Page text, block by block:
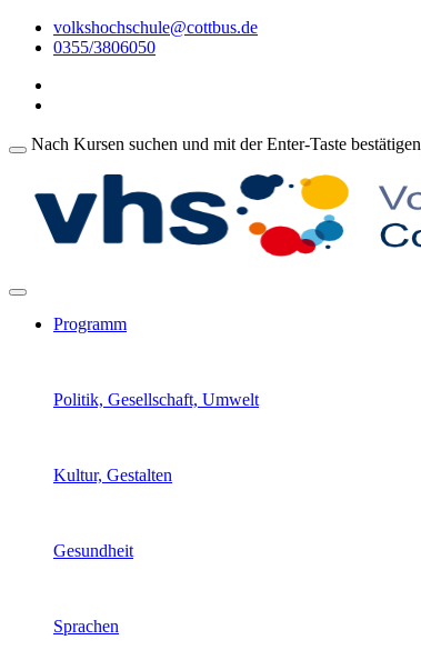
volkshochschule@cottbus.de
0355/3806050
Nach Kursen suchen und mit der Enter-Taste bestätigen
Programm
Politik, Gesellschaft, Umwelt
Kultur, Gestalten
Gesundheit
Sprachen